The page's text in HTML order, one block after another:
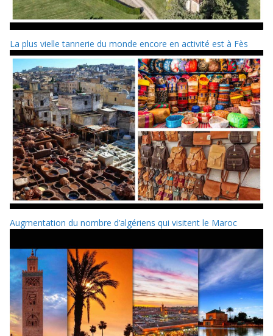
La plus vielle tannerie du monde encore en activité est à Fès
Augmentation du nombre d’algériens qui visitent le Maroc